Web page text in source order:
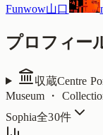
Funwow山口
プロフィー
収蔵Centre
Museum ・
Sophia全30件